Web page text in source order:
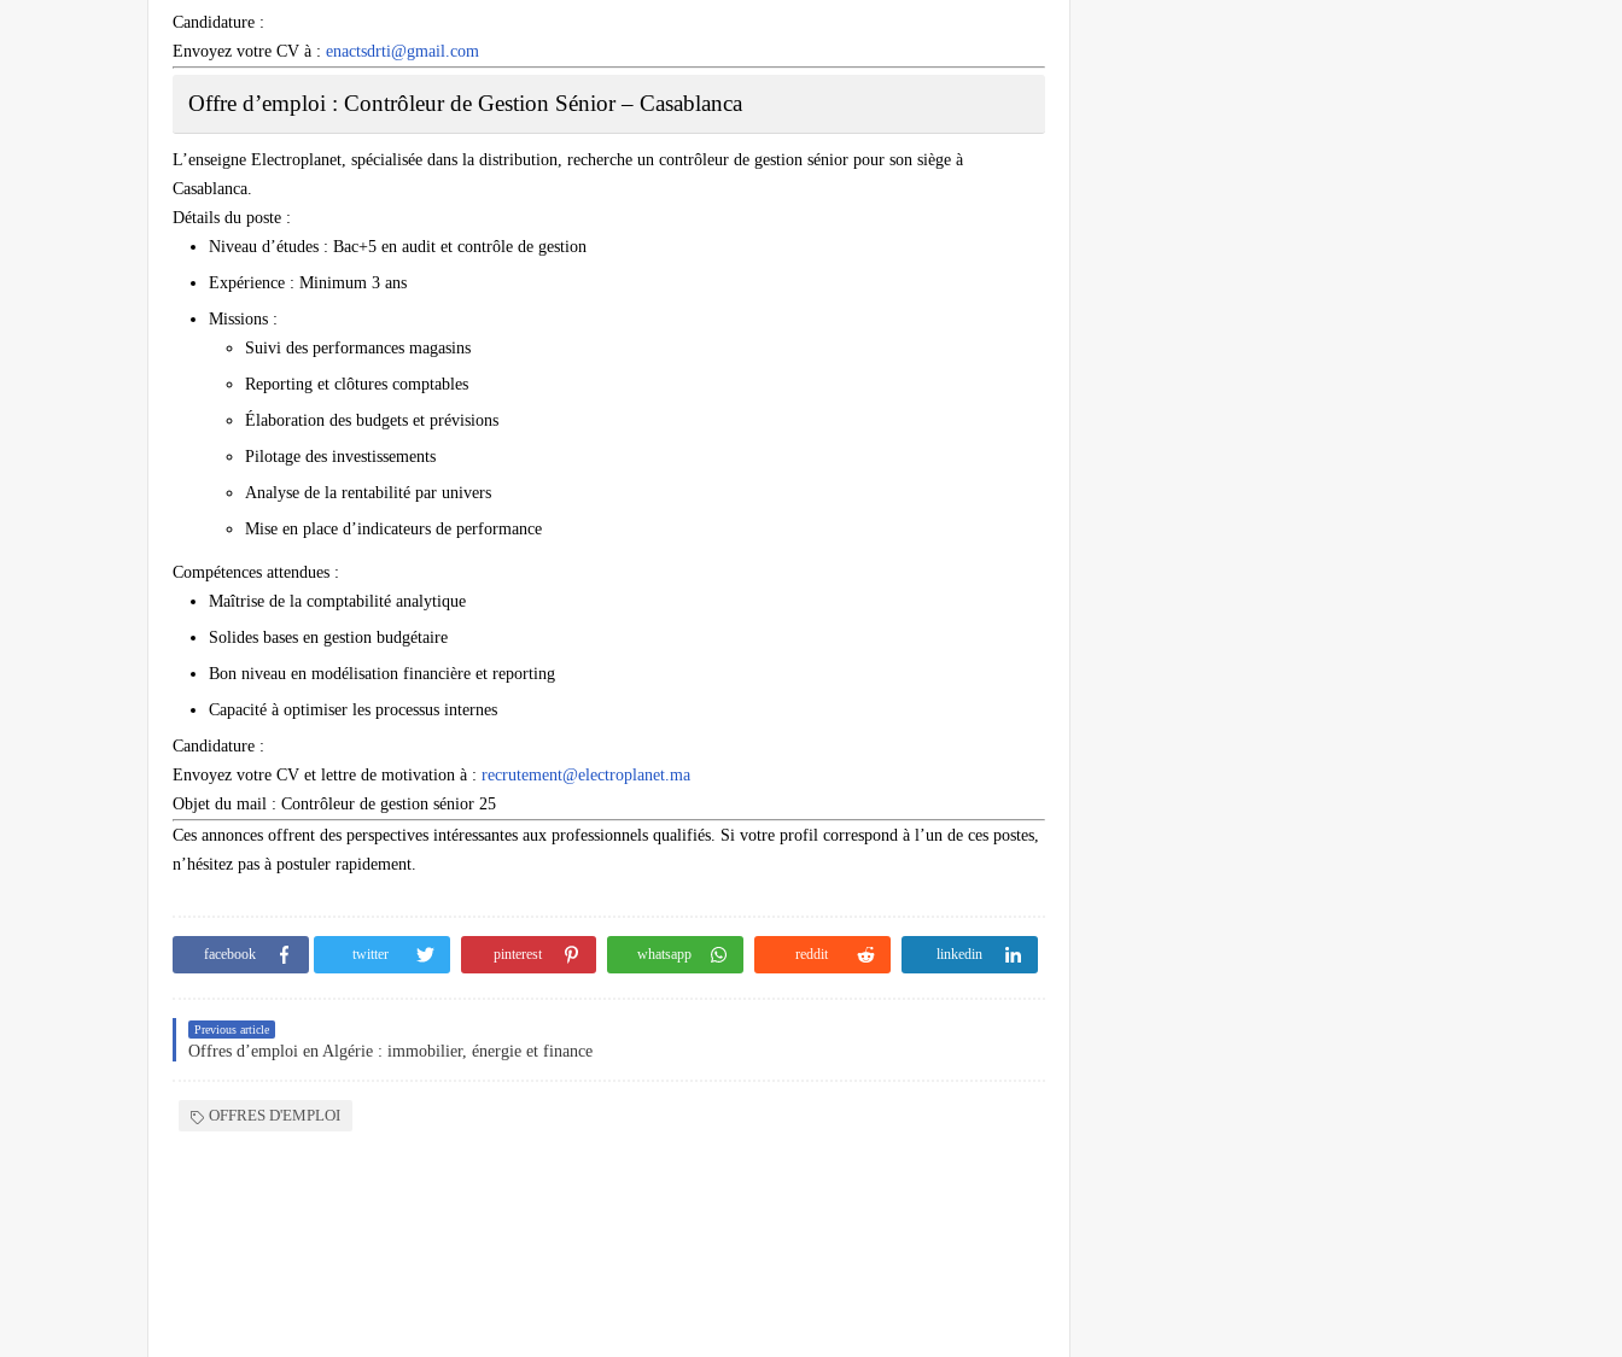
Candidature :
Envoyez votre CV à : enactsdrti@gmail.com
Offre d’emploi : Contrôleur de Gestion Sénior – Casablanca
L’enseigne Electroplanet, spécialisée dans la distribution, recherche un contrôleur de gestion sénior pour son siège à
Casablanca.
Détails du poste :
Niveau d’études : Bac+5 en audit et contrôle de gestion
Expérience : Minimum 3 ans
Missions :
Suivi des performances magasins
Reporting et clôtures comptables
Élaboration des budgets et prévisions
Pilotage des investissements
Analyse de la rentabilité par univers
Mise en place d’indicateurs de performance
Compétences attendues :
Maîtrise de la comptabilité analytique
Solides bases en gestion budgétaire
Bon niveau en modélisation financière et reporting
Capacité à optimiser les processus internes
Candidature :
Envoyez votre CV et lettre de motivation à : recrutement@electroplanet.ma
Objet du mail : Contrôleur de gestion sénior 25
Ces annonces offrent des perspectives intéressantes aux professionnels qualifiés. Si votre profil correspond à l’un de ces postes,
n’hésitez pas à postuler rapidement.
facebook twitter pinterest whatsapp reddit linkedin
Previous article
Offres d’emploi en Algérie : immobilier, énergie et finance
OFFRES D'EMPLOI